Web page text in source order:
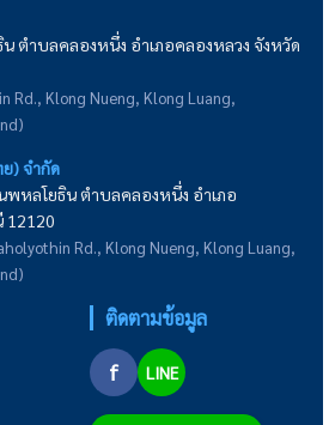
ตำบลคลองหนึ่ง อำเภอคลองหลวง จังหวัด
Rd., Klong Nueng, Klong Luang,
) จำกัด
หลโยธิน ตำบลคลองหนึ่ง อำเภอ
12120
Rd., Klong Nueng, Klong Luang,
ติดตามข้อมูล
f LINE